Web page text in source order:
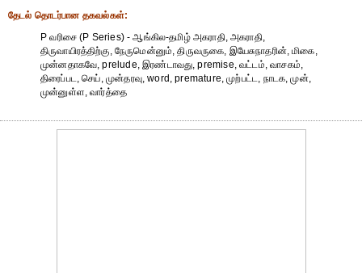
தேட‌ல் தொட‌ர்பான தகவ‌ல்க‌ள்:
P வரிசை (P Series) - ஆங்கில-தமிழ் அகராதி, அகராதி,
திருவாயிரத்திற்கு, நேருமென்னும், திருவருகை, இயேசுநாதரின், மிகை,
முன்னதாகவே, prelude, இரண்டாவது, premise, வட்டம், வாசகம்,
திரைப்பட, செய், முன்தரவு, word, premature, முற்பட்ட, நாடக, முன்,
முன்னுள்ள, வார்த்தை